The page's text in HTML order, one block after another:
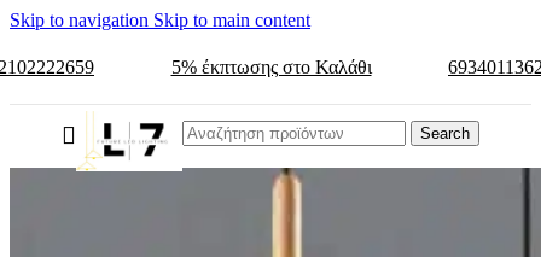
Skip to navigation Skip to main content
5% έκπτωσης στο Καλάθι
Search